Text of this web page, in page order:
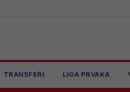
TRANSFERI LIGA PRVAKA